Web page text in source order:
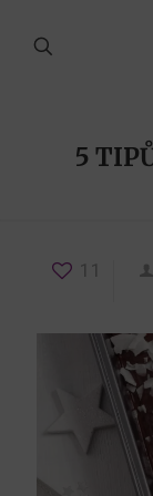
5
11